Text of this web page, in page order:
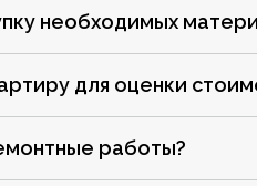
необходимых
для оценки
работы?